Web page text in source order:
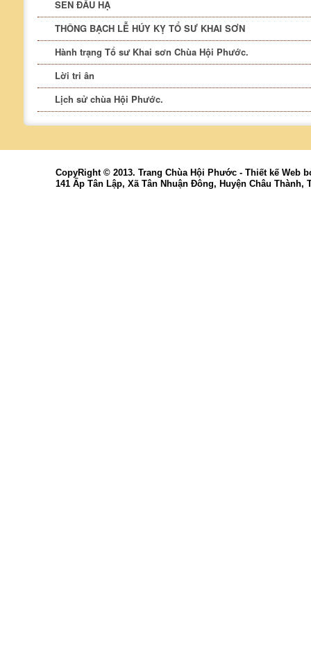
SEN ĐẦU HẠ
THÔNG BẠCH LỄ HÚY KỴ TỔ SƯ KHAI SƠN
Hành trạng Tổ sư Khai sơn Chùa Hội Phước.
Lời tri ân
Lịch sử chùa Hội Phước.
CopyRight © 2013. Trang Chùa Hội Phước - Thiết kế Web
141 Ấp Tân Lập, Xã Tân Nhuận Đông, Huyện Châu Thành,